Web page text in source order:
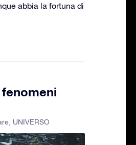
abbia la fortuna di
UNIVERSO